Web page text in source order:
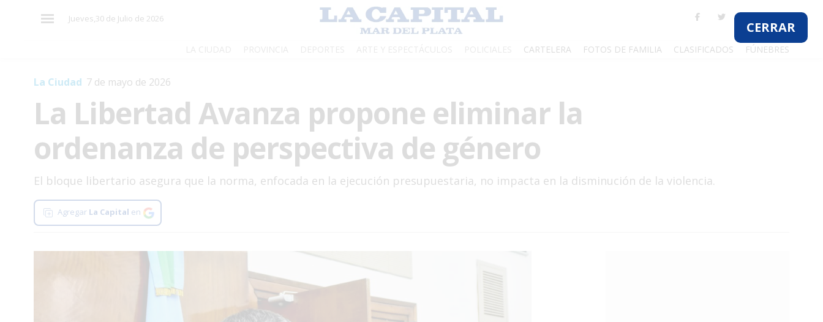
Jueves,30 de Julio de 2026
CARTELERA FOTOS DE FAMILIA CLASIFICADOS FÚNEBRES
Zona
Cultura
Tecnología
La Ciudad 7 de mayo de 2026
La Libertad Avanza propone eliminar la
ordenanza de perspectiva de género
El bloque libertario asegura que la norma, enfocada en la ejecución presupuestaria, no impacta en la disminución de la violencia.
Agregar La Capital en